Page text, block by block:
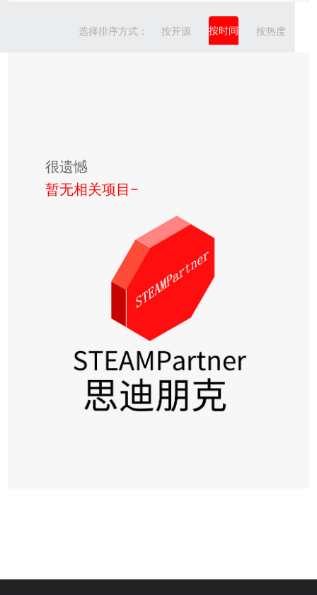
按热度
按时间
按开源
选择排序方式：
很遗憾
暂无相关项目~